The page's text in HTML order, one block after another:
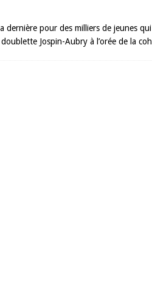
dernière pour des milliers de jeunes
Jospin-Aubry à l’orée de la